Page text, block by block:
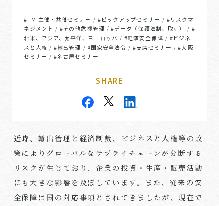
#TMI主催・共催セミナー / #ピックアップセミナー / #リスクマ
ネジメント /#その他危機管理 /#データ（保護法制、取引） /#
北米、アジア、太平洋、ヨーロッパ /#経済安全保障 / #ビジネ
スと人権 /#輸出管理 / #国家安全法令 / #支店セミナー /#大阪
セミナー /#名古屋セミナー
SHARE
近時、輸出管理と経済制裁、ビジネスと人権等の政
策によりグローバルなサプライチェーンが分断する
リスクが生じており、企業の投資・生産・販売活動
にも大きな影響を及ぼしています。また、従来の安
全保障は国の対応事項とされてきましたが、現在で